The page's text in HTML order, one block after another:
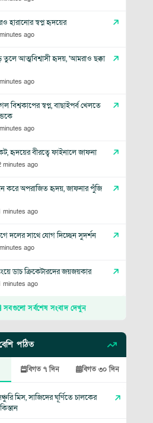
হারানোর স্বপ্ন হৃদয়ের
ago
আত্মবিশ্বাসী হৃদয়, 'আমরাও ছক্কা
ago
বিশ্বকাপের স্বপ্ন, বাছাইপর্ব খেলতে
ago
হৃদয়ের বীরত্বে ফাইনালে জাফনা
minutes ago
করে অপরাজিত হৃদয়, জাফনার পুঁজি
minutes ago
দলের সাথে যোগ দিচ্ছেন সুদর্শন
ago
ডাচ ক্রিকেটারদের জয়জয়কার
minutes ago
সবগুলো সর্বশেষ সংবাদ দেখুন
পঠিত
বিগত ৭ দিন বিগত ৩০ দিন
মিস, সাজিদের ঘূর্ণিতে চালকের